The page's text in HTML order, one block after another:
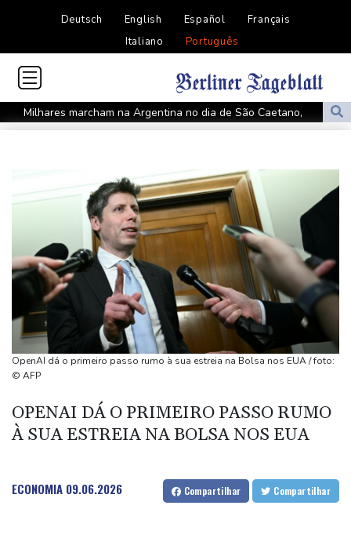
Deutsch English Español
Français
Italiano
Português
Milhares marcham na Argentina no dia de São Caetano,
padroeiro do pão e do trabalho
Luca Zidane deixa Granada e assina com Leganés
Rybakina derrota Li e vai às oitavas do WTA 1000 de Toronto
Rebeldes houthis continuam ofensiva no Iêmen com ataques em
região petrolífera
Rebeca Andrade tira nota mais alta do mundo no salto em 2026
Rússia nega estar por trás do drone com explosivos encontrado
em aeroporto alemão
De la Espriella: um milionário pró-Trump na Presidência da
Colômbia
Vasco anuncia contratação do atacante argentino Facundo
Colidio
Ex-advogado de Trump pronto para ser confirmado como
OpenAI dá o primeiro passo rumo à sua estreia na Bolsa nos EUA / foto:
© AFP
OPENAI DÁ O PRIMEIRO PASSO RUMO
À SUA ESTREIA NA BOLSA NOS EUA
ECONOMIA 09.06.2026 Compartilhar Compartilhar